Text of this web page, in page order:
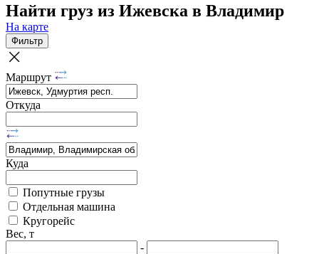
Найти груз из Ижевска в Владимир
На карте
Фильтр
Маршрут
Откуда
Куда
Попутные грузы
Отдельная машина
Кругорейс
Вес, т
-